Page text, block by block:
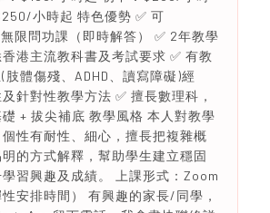
小時起 特色優勢 ✅ 可
限問功課（即時解答） ✅ 2年教學
港主流教科書及考試要求 ✅ 有教
肢體傷殘、ADHD、讀寫障礙)經
針對性教學方法 ✅ 擅長數理科，
+ 拔尖補底 教學風格 本人對教學
性有耐性、細心，擅長把複雜概
的方式解釋，幫助學生建立穩固
習興趣及成績。 上課形式：Zoom
安排時間） 有興趣的家長/同學，